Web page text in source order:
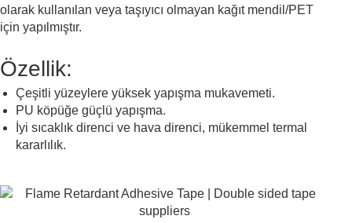
olarak kullanılan veya taşıyıcı olmayan kağıt mendil/PET
için yapılmıştır.
Özellik:
Çeşitli yüzeylere yüksek yapışma mukavemeti.
PU köpüğe güçlü yapışma.
İyi sıcaklık direnci ve hava direnci, mükemmel termal
kararlılık.